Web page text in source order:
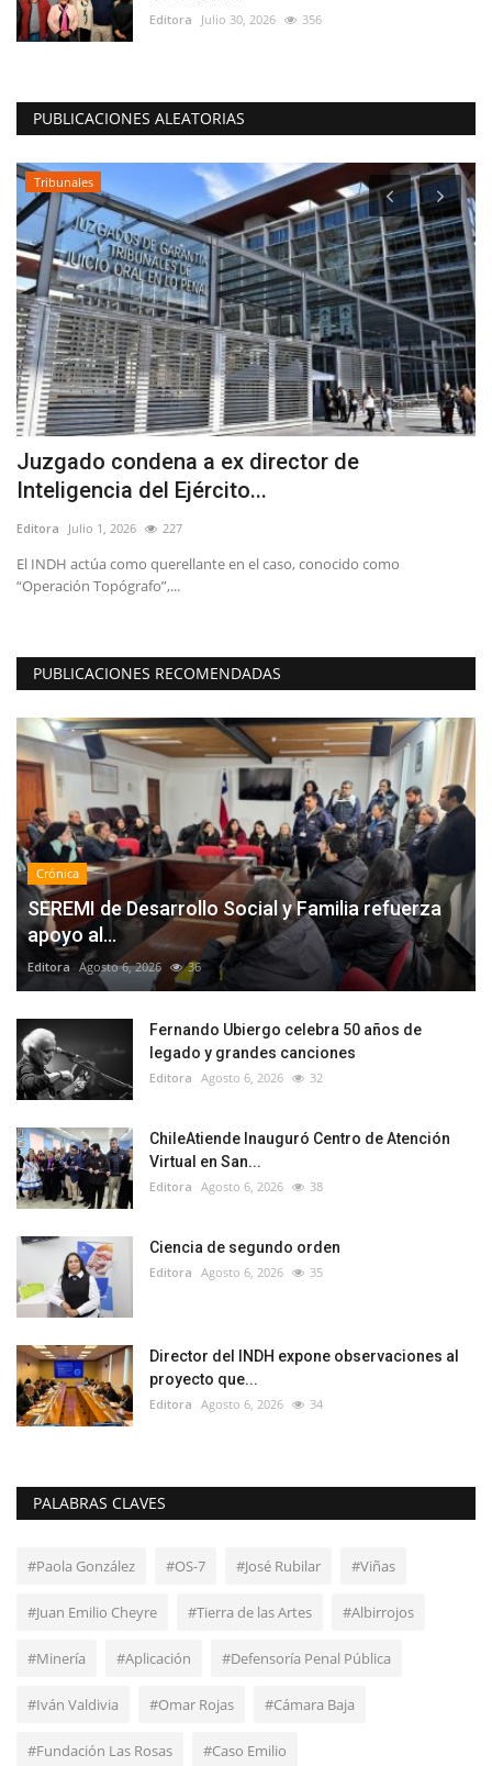
Editora Julio 30, 2026 356
PUBLICACIONES ALEATORIAS
Tribunales
Juzgado condena a ex director de
Inteligencia del Ejército...
Editora Julio 1, 2026 227
El INDH actúa como querellante en el caso, conocido como
“Operación Topógrafo”,...
PUBLICACIONES RECOMENDADAS
Crónica
SEREMI de Desarrollo Social y Familia refuerza
apoyo al...
Editora Agosto 6, 2026 36
Fernando Ubiergo celebra 50 años de
legado y grandes canciones
Editora Agosto 6, 2026 32
ChileAtiende Inauguró Centro de Atención
Virtual en San...
Editora Agosto 6, 2026 38
Ciencia de segundo orden
Editora Agosto 6, 2026 35
Director del INDH expone observaciones al
proyecto que...
Editora Agosto 6, 2026 34
PALABRAS CLAVES
#Paola González #OS-7 #José Rubilar #Viñas
#Juan Emilio Cheyre #Tierra de las Artes #Albirrojos
#Minería #Aplicación #Defensoría Penal Pública
#Iván Valdivia #Omar Rojas #Cámara Baja
#Fundación Las Rosas #Caso Emilio